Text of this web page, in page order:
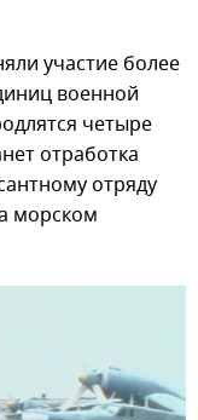
участие более
военной
четыре
отработка
отряду
морском